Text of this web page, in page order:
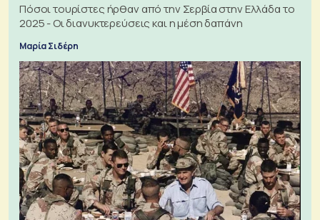
Πόσοι τουρίστες ήρθαν από την Σερβία στην Ελλάδα το
2025 - Οι διανυκτερεύσεις και η μέση δαπάνη
Μαρία Σιδέρη